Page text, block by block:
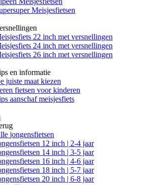
Meisjesfietsen
22 inch met versnellingen
24 inch met versnellingen
26 inch met versnellingen
en informatie
juiste maat kiezen
fietsen voor kinderen
aanschaf meisjesfiets
jongensfietsen
12 inch | 2-4 jaar
14 inch | 3-5 jaar
16 inch | 4-6 jaar
18 inch | 5-7 jaar
20 inch | 6-8 jaar